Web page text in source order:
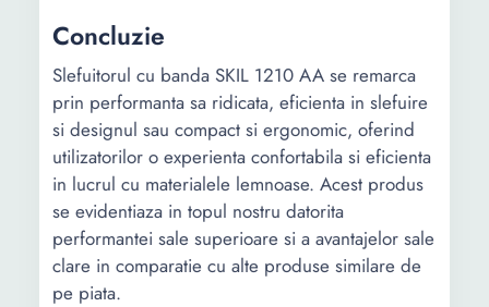
Concluzie
Slefuitorul cu banda SKIL 1210 AA se remarca
prin performanta sa ridicata, eficienta in slefuire
si designul sau compact si ergonomic, oferind
utilizatorilor o experienta confortabila si eficienta
in lucrul cu materialele lemnoase. Acest produs
se evidentiaza in topul nostru datorita
performantei sale superioare si a avantajelor sale
clare in comparatie cu alte produse similare de
pe piata.